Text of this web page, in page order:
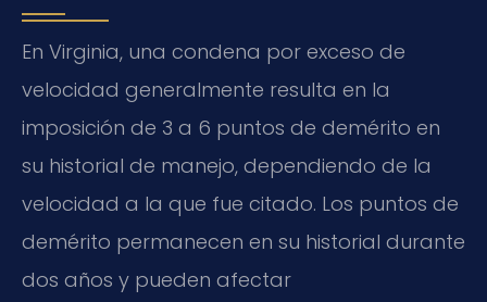
En Virginia, una condena por exceso de
velocidad generalmente resulta en la
imposición de 3 a 6 puntos de demérito en
su historial de manejo, dependiendo de la
velocidad a la que fue citado. Los puntos de
demérito permanecen en su historial durante
dos años y pueden afectar